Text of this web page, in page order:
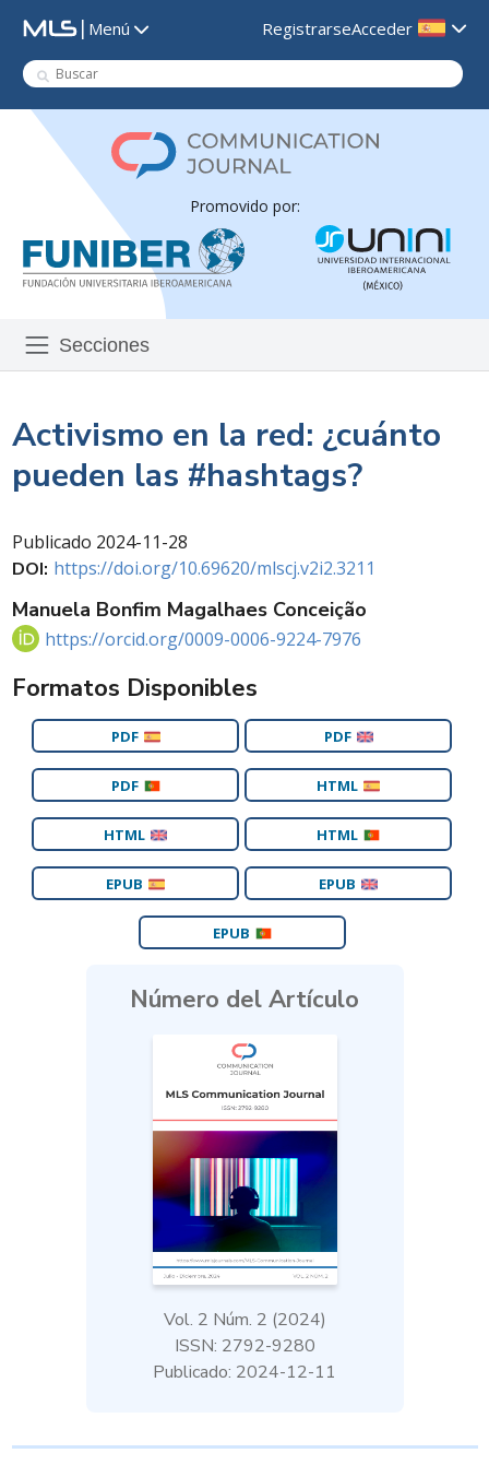
| Menú RegistrarseAcceder
Promovido por:
Secciones
Activismo en la red: ¿cuánto
pueden las #hashtags?
Publicado 2024-11-28
DOI: https://doi.org/10.69620/mlscj.v2i2.3211
Manuela Bonfim Magalhaes Conceição
https://orcid.org/0009-0006-9224-7976
Formatos Disponibles
PDF PDF
PDF HTML
HTML HTML
EPUB EPUB
EPUB
Número del Artículo
Vol. 2 Núm. 2 (2024)
ISSN: 2792-9280
Publicado: 2024-12-11